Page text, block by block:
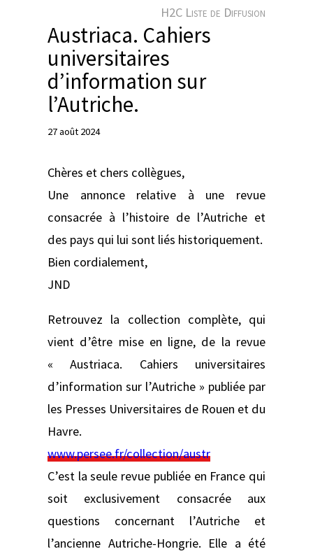
H2C Liste de Diffusion
Austriaca. Cahiers
universitaires
d’information sur
l’Autriche.
27 août 2024
Chères et chers collègues,
Une annonce relative à une revue
consacrée à l’histoire de l’Autriche et
des pays qui lui sont liés historiquement.
Bien cordialement,
JND
Retrouvez la collection complète, qui
vient d’être mise en ligne, de la revue
« Austriaca. Cahiers universitaires
d’information sur l’Autriche » publiée par
les Presses Universitaires de Rouen et du
Havre.
www.persee.fr/collection/austr
C’est la seule revue publiée en France qui
soit exclusivement consacrée aux
questions concernant l’Autriche et
l’ancienne Autriche-Hongrie. Elle a été